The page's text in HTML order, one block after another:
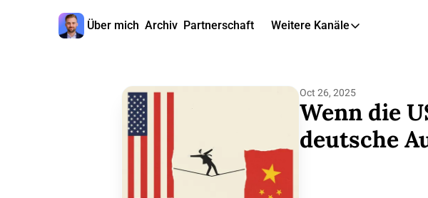
Über mich Archiv Partnerschaft Weitere Kanäle
Weitere Kanäle
📺 YouTube
📊 Insights
Oct 26, 2025
Wenn die
deutsche